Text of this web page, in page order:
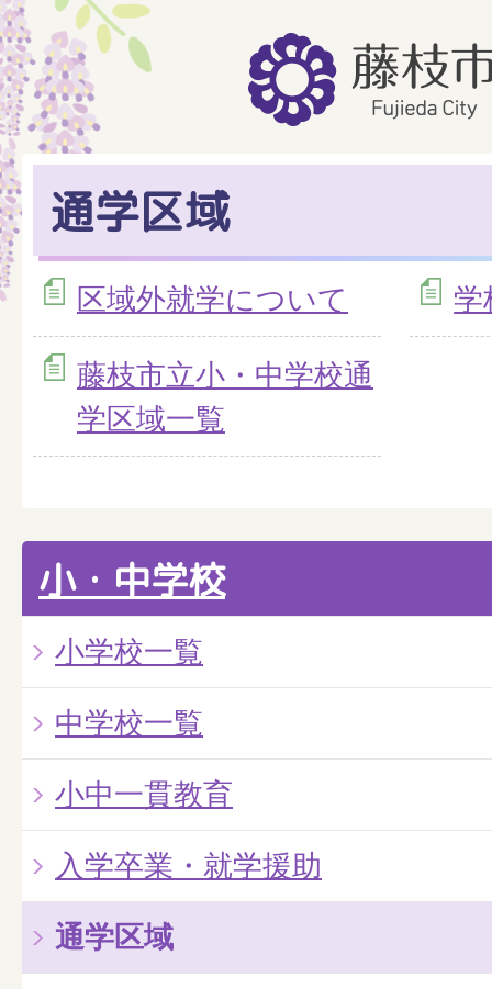
通学区域
区域外就学について 学
藤枝市立小・中学校通
学区域一覧
小・中学校
小学校一覧
中学校一覧
小中一貫教育
入学卒業・就学援助
通学区域